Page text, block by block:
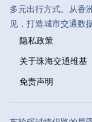
多元出行方式。从香
见，打造城市交通数
隐私政策
关于珠海交通维基
免责声明